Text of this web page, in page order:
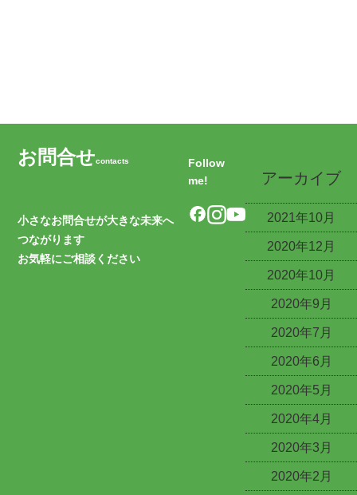
アーカイブ
2021年10月
2020年12月
2020年10月
2020年9月
2020年7月
2020年6月
2020年5月
2020年4月
2020年3月
2020年2月
お問合せcontacts
小さなお問合せが大きな未来へ
つながります
お気軽にご相談ください
Follow
me!